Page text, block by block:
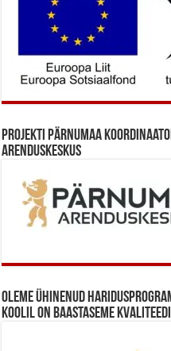
Projekti Pärnumaa
Arenduskeskus
Oleme ühinenud
koolil on baastaseme